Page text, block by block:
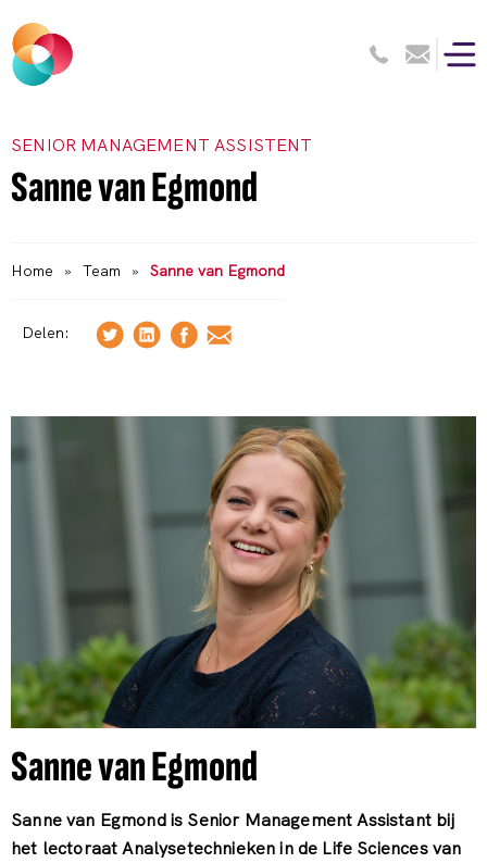
SENIOR MANAGEMENT ASSISTENT
Sanne van Egmond
Home » Team » Sanne van Egmond
Delen:
Sanne van Egmond
Sanne van Egmond is Senior Management Assistant bij
het lectoraat Analysetechnieken in de Life Sciences van